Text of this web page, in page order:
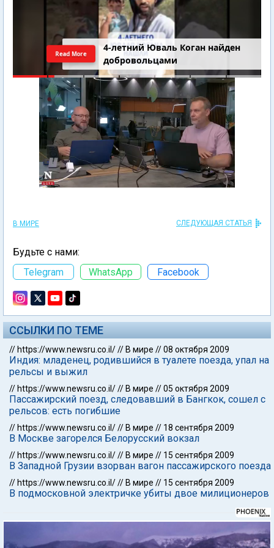
4-летний Юваль Коган найден
добровольцами
Read More
В МИРЕ СЛЕДУЮЩАЯ СТАТЬЯ
Будьте с нами:
Telegram
WhatsApp Facebook
ССЫЛКИ ПО ТЕМЕ
// https://www.newsru.co.il/// В мире //08 октября 2009
Индия: младенец, родившийся в туалете поезда, упал на
рельсы и выжил
// https://www.newsru.co.il/// В мире //05 октября 2009
Пассажирский поезд, следовавший в Бангкок, сошел с
рельсов: есть погибшие
// https://www.newsru.co.il/// В мире // 18 сентября 2009
В Москве загорелся Белорусский вокзал
// https://www.newsru.co.il/// В мире // 15 сентября 2009
В Западной Грузии взорван вагон пассажирского поезда
// https://www.newsru.co.il/// В мире // 15 сентября 2009
В подмосковной электричке убиты двое милиционеров